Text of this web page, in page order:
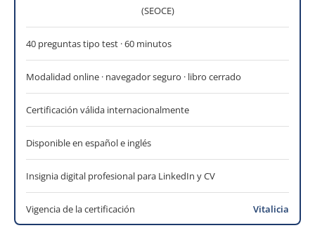
(SEOCE)
40 preguntas tipo test · 60 minutos
Modalidad online · navegador seguro · libro cerrado
Certificación válida internacionalmente
Disponible en español e inglés
Insignia digital profesional para LinkedIn y CV
Vigencia de la certificación Vitalicia